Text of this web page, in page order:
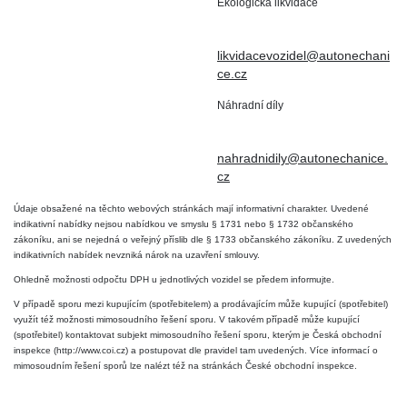
likvidacevozidel@autonechani
ce.cz
Náhradní díly
nahradnidily@autonechanice.
cz
Údaje obsažené na těchto webových stránkách mají informativní charakter. Uvedené
indikativní nabídky nejsou nabídkou ve smyslu § 1731 nebo § 1732 občanského
zákoníku, ani se nejedná o veřejný příslib dle § 1733 občanského zákoníku. Z uvedených
indikativních nabídek nevzniká nárok na uzavření smlouvy.
Ohledně možnosti odpočtu DPH u jednotlivých vozidel se předem informujte.
V případě sporu mezi kupujícím (spotřebitelem) a prodávajícím může kupující (spotřebitel)
využít též možnosti mimosoudního řešení sporu. V takovém případě může kupující
(spotřebitel) kontaktovat subjekt mimosoudního řešení sporu, kterým je Česká obchodní
inspekce (http://www.coi.cz) a postupovat dle pravidel tam uvedených. Více informací o
mimosoudním řešení sporů lze nalézt též na stránkách České obchodní inspekce.